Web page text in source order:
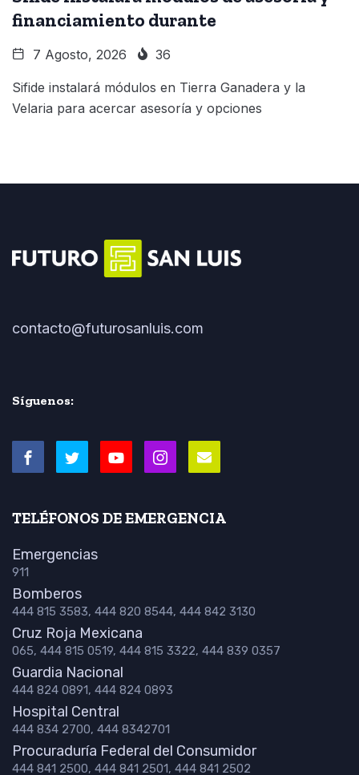
financiamiento durante
7 Agosto, 2026 36
Sifide instalará módulos en Tierra Ganadera y la
Velaria para acercar asesoría y opciones
contacto@futurosanluis.com
Síguenos:
TELÉFONOS DE EMERGENCIA
Emergencias
911
Bomberos
444 815 3583, 444 820 8544, 444 842 3130
Cruz Roja Mexicana
065, 444 815 0519, 444 815 3322, 444 839 0357
Guardia Nacional
444 824 0891, 444 824 0893
Hospital Central
444 834 2700, 444 8342701
Procuraduría Federal del Consumidor
444 841 2500, 444 841 2501, 444 841 2502